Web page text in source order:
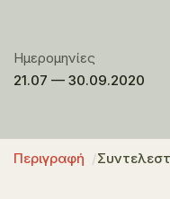
Ημερομηνίες
21.07 — 30.09.2020
Περιγραφή